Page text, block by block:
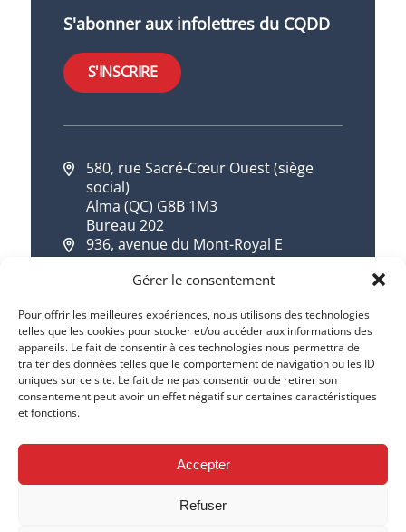
Gérer le consentement
Pour offrir les meilleures expériences, nous utilisons des technologies
telles que les cookies pour stocker et/ou accéder aux informations des
appareils. Le fait de consentir à ces technologies nous permettra de
traiter des données telles que le comportement de navigation ou les ID
uniques sur ce site. Le fait de ne pas consentir ou de retirer son
consentement peut avoir un effet négatif sur certaines caractéristiques
et fonctions.
Accepter
Refuser
S'abonner aux infolettres du CQDD
S'INSCRIRE
580, rue Sacré-Cœur Ouest (siège
social)
Alma (QC) G8B 1M3
Bureau 202
936, avenue du Mont-Royal E
Montréal (QC) H2J 1X2
418 668-7533
1 844 668-7533
info@cqdd.qc.ca